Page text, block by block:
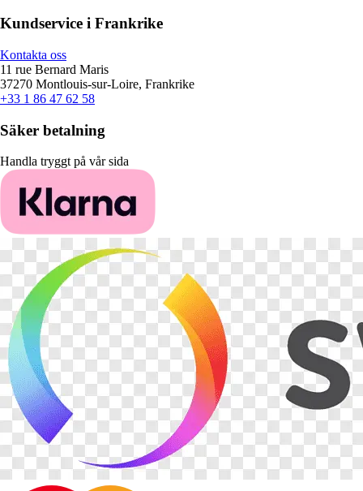
Kundservice i Frankrike
Kontakta oss
11 rue Bernard Maris
37270 Montlouis-sur-Loire, Frankrike
+33 1 86 47 62 58
Säker betalning
Handla tryggt på vår sida